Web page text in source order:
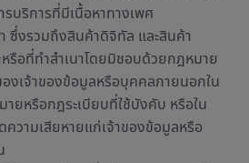
บริการที่มีเนื้อหาทางเพศ
ซึ่งรวมถึงสินค้าดิจิทัล และสินค้า
รือที่ทำสำเนาโดยมิชอบด้วยกฎหมาย
งเจ้าของข้อมูลหรือบุคคลภายนอกใน
ยหรือกฎระเบียบที่ใช้บังคับ หรือใน
วามเสียหายแก่เจ้าของข้อมูลหรือ